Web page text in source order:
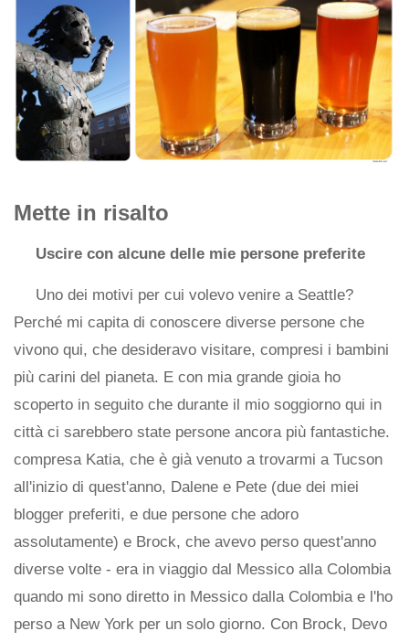
Mette in risalto
Uscire con alcune delle mie persone preferite
Uno dei motivi per cui volevo venire a Seattle?
Perché mi capita di conoscere diverse persone che
vivono qui, che desideravo visitare, compresi i bambini
più carini del pianeta. E con mia grande gioia ho
scoperto in seguito che durante il mio soggiorno qui in
città ci sarebbero state persone ancora più fantastiche.
compresa Katia, che è già venuto a trovarmi a Tucson
all'inizio di quest'anno, Dalene e Pete (due dei miei
blogger preferiti, e due persone che adoro
assolutamente) e Brock, che avevo perso quest'anno
diverse volte - era in viaggio dal Messico alla Colombia
quando mi sono diretto in Messico dalla Colombia e l'ho
perso a New York per un solo giorno. Con Brock, Devo